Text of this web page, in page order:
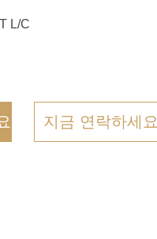
L/C
지금 연락하세요